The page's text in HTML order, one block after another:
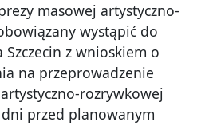
masowej artystyczno-
wystąpić do
z wnioskiem o
na przeprowadzenie
rozrywkowej
przed planowanym